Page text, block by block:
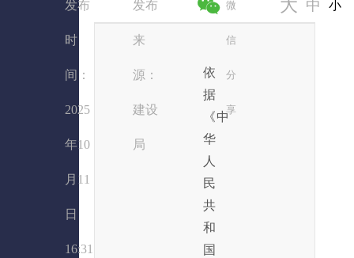
发布
时
间：
2025
年10
月11
日
16:31
发布
来
源：
建设
局
微
信
分
享
大 中 小
依
据
《中
华
人
民
共
和
国